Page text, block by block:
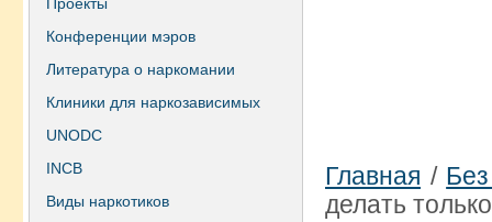
Конференции мэров
Литература о наркомании
Клиники для наркозависимых
UNODC
INCB
Виды наркотиков
Главная /
делать